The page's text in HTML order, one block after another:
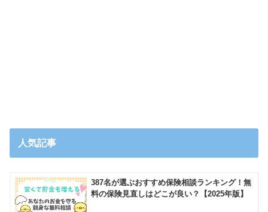
人気記事
387名が選ぶおすすめ保険相談ランキング！無
料の保険見直しはどこが良い？【2025年版】